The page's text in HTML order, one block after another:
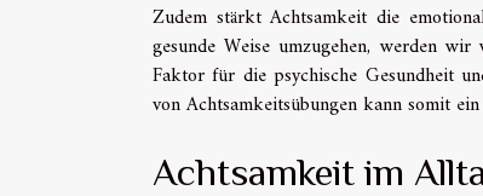
Zudem stärkt Achtsamkeit die
gesunde Weise umzugehen, werden
Faktor für die psychische Gesundheit
von Achtsamkeitsübungen kann somit
Achtsamkeit im